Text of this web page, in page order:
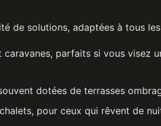
de solutions, adaptées à tous
caravanes, parfaits si vous visez
dotées de terrasses
pour ceux qui rêvent de